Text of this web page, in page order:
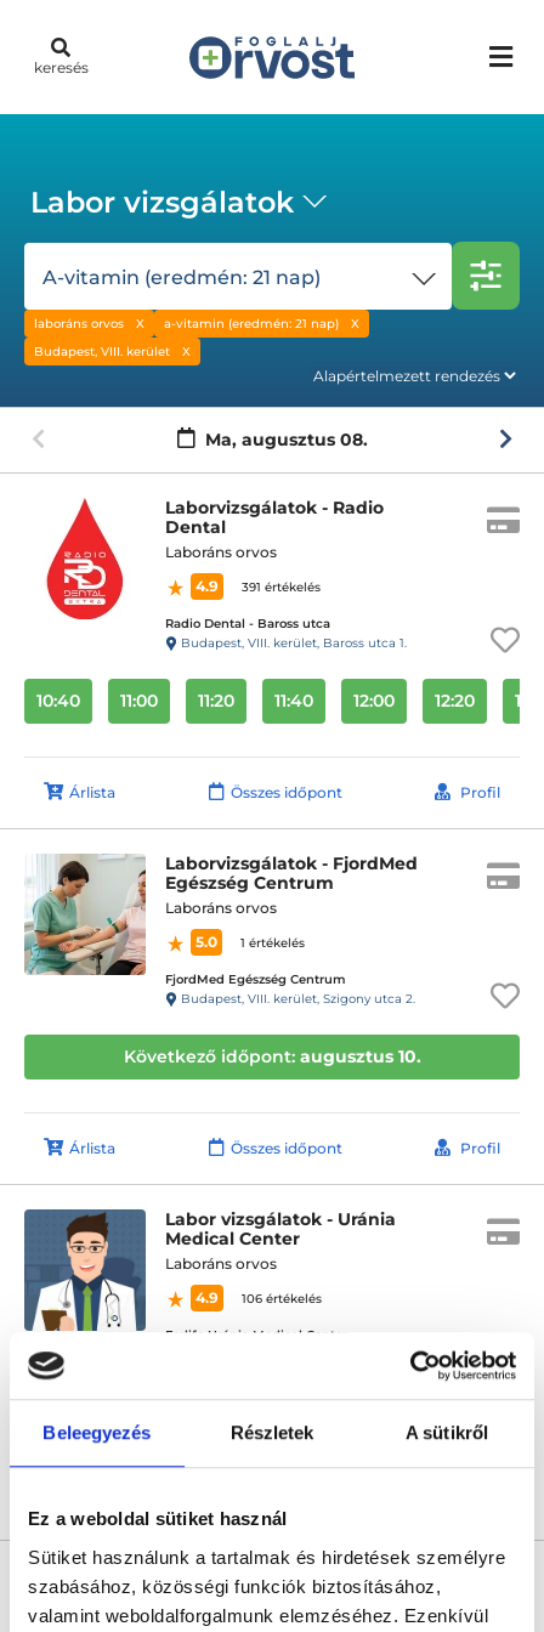
Beleegyezés Részletek A sütikről
Ez a weboldal sütiket használ
Sütiket használunk a tartalmak és hirdetések személyre
szabásához, közösségi funkciók biztosításához,
valamint weboldalforgalmunk elemzéséhez. Ezenkívül
keresés
Labor vizsgálatok
A-vitamin (eredmén: 21 nap)
laboráns orvos
a-vitamin (eredmén: 21 nap)
Budapest, VIII. kerület
Ma, augusztus 08.
Laborvizsgálatok - Radio
Dental
Laboráns orvos
4.9
391 értékelés
Radio Dental - Baross utca
Budapest, VIII. kerület, Baross utca 1.
10:40 11:00 11:20 11:40 12:00 12:20
Árlista Összes időpont Profil
Laborvizsgálatok - FjordMed
Egészség Centrum
Laboráns orvos
5.0
1 értékelés
FjordMed Egészség Centrum
Budapest, VIII. kerület, Szigony utca 2.
Következő időpont: augusztus 10.
Árlista Összes időpont Profil
Labor vizsgálatok - Uránia
Medical Center
Laboráns orvos
4.9
106 értékelés
Forlife Uránia Medical Center
Budapest, VIII. kerület, Rákóczi út 19. 1. emelet 9. 88-as kapucsengő
* Szakorvos jelölt (rezidens): általános orvosi oklevéllel rendelkező
orvos, aki jogszabályok szerinti szakorvosi szakképesítés
megszerzésére irányuló képzésben vesz részt. Ezen orvosok által
önállóan nem végezhető szakmai tevékenységért teljes